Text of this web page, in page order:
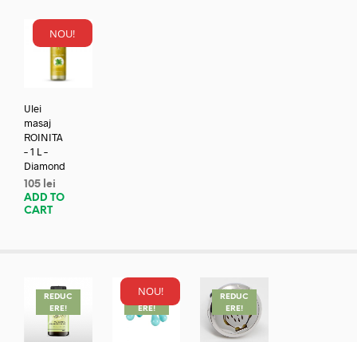
NOU!
Ulei
masaj
ROINITA
– 1 L –
Diamond
105 lei
ADD TO
CART
REDUC
ERE!
NOU!
REDUC
ERE!
REDUC
ERE!